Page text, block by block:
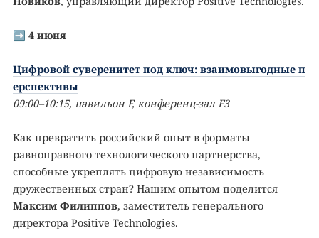
➡️ 4 июня
Цифровой суверенитет под ключ: взаимовыгодные п
ерспективы
09:00–10:15, павильон F, конференц-зал F3
Как превратить российский опыт в форматы
равноправного технологического партнерства,
способные укреплять цифровую независимость
дружественных стран? Нашим опытом поделится
Максим Филиппов, заместитель генерального
директора Positive Technologies.